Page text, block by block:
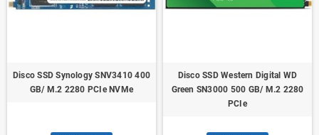
Disco SSD Synology SNV3410 400
GB/ M.2 2280 PCIe NVMe
Disco SSD Western Digital WD
Green SN3000 500 GB/ M.2 2280
PCIe